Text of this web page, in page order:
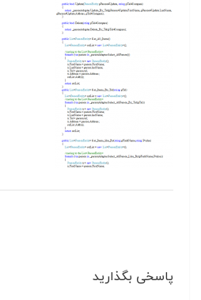
پاسخی بگذارید